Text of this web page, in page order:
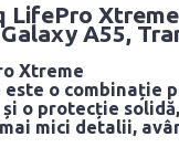
LifePro
A55,
Xtreme
este o combinație
o protecție
mici detalii,